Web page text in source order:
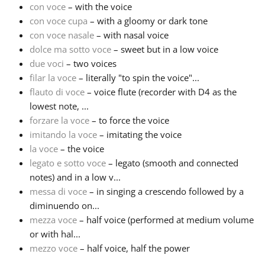
Русский
Svenska
Tiếng Việt
Türkçe
Українська
简体中文
con voce – with the voice
con voce cupa – with a gloomy or dark tone
con voce nasale – with nasal voice
dolce ma sotto voce – sweet but in a low voice
due voci – two voices
filar la voce – literally "to spin the voice"...
flauto di voce – voice flute (recorder with D4 as the
lowest note, ...
forzare la voce – to force the voice
imitando la voce – imitating the voice
la voce – the voice
legato e sotto voce – legato (smooth and connected
notes) and in a low v...
messa di voce – in singing a crescendo followed by a
diminuendo on...
mezza voce – half voice (performed at medium volume
or with hal...
mezzo voce – half voice, half the power